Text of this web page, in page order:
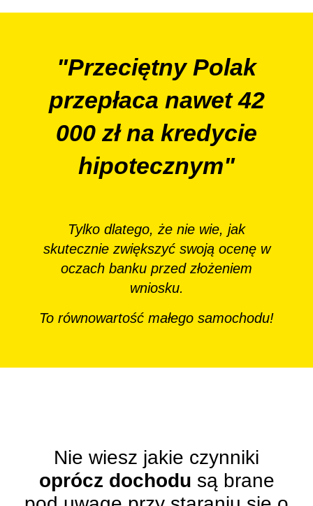
"Przeciętny Polak
przepłaca nawet 42
000 złna kredycie
hipotecznym"
Tylko dlatego, że nie wie, jak
skutecznie zwiększyć swoją ocenę w
oczach banku przed złożeniem
wniosku.
To równowartość małego samochodu!
Nie wiesz jakie czynniki
oprócz dochodu są brane